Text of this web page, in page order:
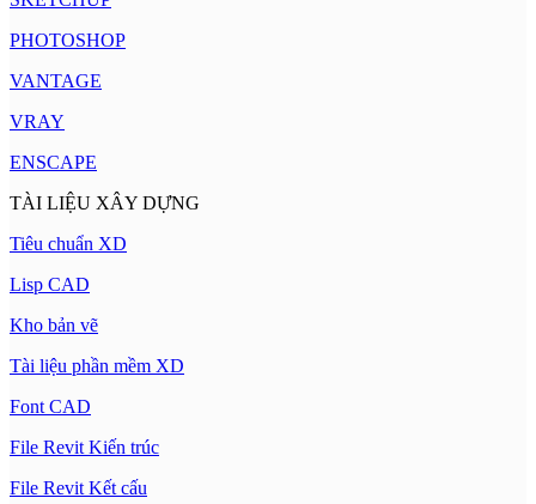
PHOTOSHOP
VANTAGE
VRAY
ENSCAPE
TÀI LIỆU XÂY DỰNG
Tiêu chuẩn XD
Lisp CAD
Kho bản vẽ
Tài liệu phần mềm XD
Font CAD
File Revit Kiến trúc
File Revit Kết cấu